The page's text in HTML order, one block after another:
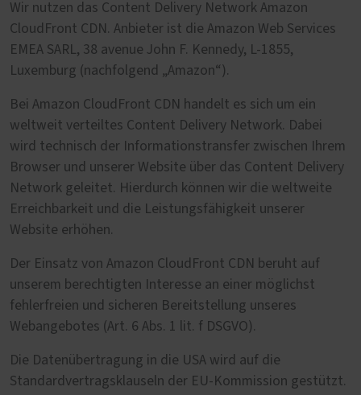
Wir nutzen das Content Delivery Network Amazon
CloudFront CDN. Anbieter ist die Amazon Web Services
EMEA SARL, 38 avenue John F. Kennedy, L-1855,
Luxemburg (nachfolgend „Amazon“).
Bei Amazon CloudFront CDN handelt es sich um ein
weltweit verteiltes Content Delivery Network. Dabei
wird technisch der Informationstransfer zwischen Ihrem
Browser und unserer Website über das Content Delivery
Network geleitet. Hierdurch können wir die weltweite
Erreichbarkeit und die Leistungsfähigkeit unserer
Website erhöhen.
Der Einsatz von Amazon CloudFront CDN beruht auf
unserem berechtigten Interesse an einer möglichst
fehlerfreien und sicheren Bereitstellung unseres
Webangebotes (Art. 6 Abs. 1 lit. f DSGVO).
Die Datenübertragung in die USA wird auf die
Standardvertragsklauseln der EU-Kommission gestützt.